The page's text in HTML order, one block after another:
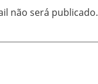
não será publicado.